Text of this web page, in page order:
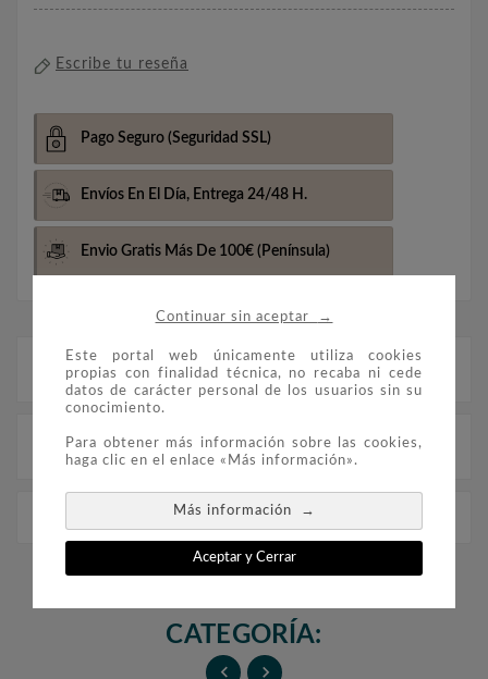
Continuar sin aceptar →
Este portal web únicamente utiliza cookies
propias con finalidad técnica, no recaba ni cede
datos de carácter personal de los usuarios sin su
conocimiento.
Para obtener más información sobre las cookies,
haga clic en el enlace «Más información».
Más información →
Aceptar y Cerrar
Escribe tu reseña
Pago Seguro (Seguridad SSL)
Envíos En El Día, Entrega 24/48 H.
Envio Gratis Más De 100€ (Península)
Descripción
Detalles del producto
Sobres Primer Día España 4188
CATEGORÍA:
 